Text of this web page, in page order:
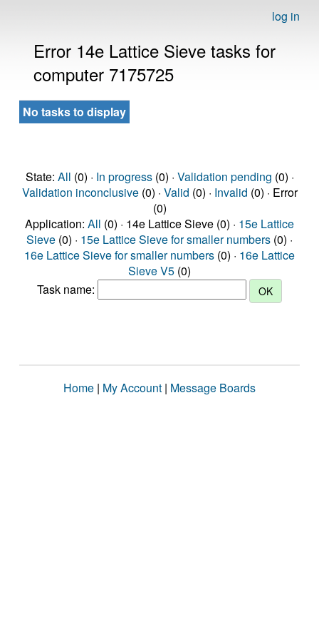
log in
Error 14e Lattice Sieve tasks for
computer 7175725
No tasks to display
State: All (0) · In progress(0) · Validation pending (0) ·
Validation inconclusive(0) · Valid (0) · Invalid (0) · Error
(0)
Application: All (0) · 14e Lattice Sieve (0) · 15e Lattice
Sieve (0) · 15e Lattice Sieve for smaller numbers (0) ·
16e Lattice Sieve for smaller numbers (0) · 16e Lattice
Sieve V5 (0)
Task name:
Home | My Account | Message Boards